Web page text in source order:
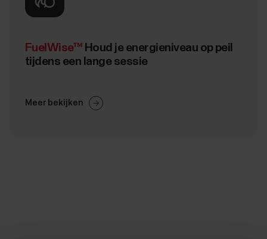
FuelWise™ Houd je energieniveau op peil
tijdens een lange sessie
Meer bekijken